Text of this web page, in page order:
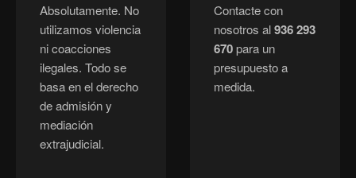
Absolutamente. No
utilizamos violencia
ni coacciones
ilegales. Todo se
basa en el derecho
de admisión y
mediación
extrajudicial.
Contacte con
nosotros al936 293
670para un
presupuesto a
medida.